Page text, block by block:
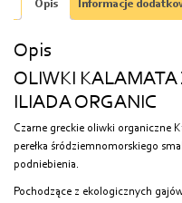
Opis Informacje
Opis
OLIWKI KALAMATA
ILIADA ORGANIC
Czarne greckie oliwki organiczne
perełka śródziemnomorskiego
podniebienia.
Pochodzące z ekologicznych